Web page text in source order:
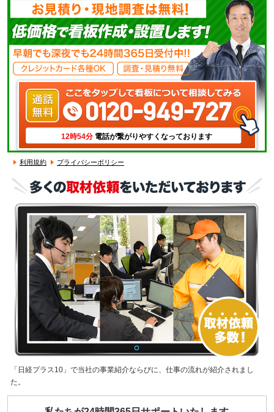
12時54分 電話が繋がりやすくなっております
利用規約 プライバシーポリシー
「日経プラス10」で当社の事業紹介ならびに、仕事の流れが紹介されまし
た。